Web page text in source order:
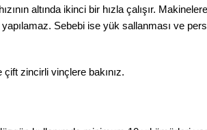
altında ikinci bir hızla çalışır.
Sebebi ise yük sallanması ve
zincirli vinçlere bakınız.